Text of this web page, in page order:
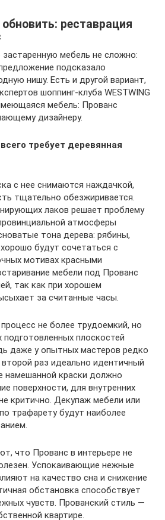
реставрация
застаренную мебель не сложно:
подсказало
нишу. Есть и другой вариант,
шоппинг-клуба WESTWING
мебель: Прованс
дизайнеру.
требует деревянная
с нее снимаются наждачкой,
тщательно обезжиривается.
лаков решает проблему
атмосферы
тона дерева: рябины,
будут сочетаться с
мотивах красными
мебели под Прованс
так как при хорошем
за считанные часы.
не более трудоемкий, но
подготовленных плоскостей
даже у опытных мастеров редко
второй раз идеально идентичный
намешанной краски должно
поверхности, для внутренних
критично. Декупаж мебели или
трафарету будут наиболее
что Прованс в интерьере не
Успокаивающие нежные
на качество сна и снижение
обстановка способствует
чувств. Прованский стиль —
квартире.